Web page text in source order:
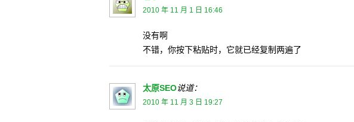
2010 年 11 月 1 日 16:46
没有啊
不错，你按下粘贴时，它就已经复制两遍了
太原SEO说道：
2010 年 11 月 3 日 19:27